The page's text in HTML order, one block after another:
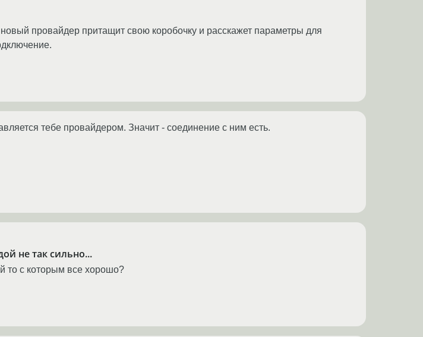
провайдер притащит свою коробочку и расскажет параметры для
тебе провайдером. Значит - соединение с ним есть.
не так сильно...
то с которым все хорошо?